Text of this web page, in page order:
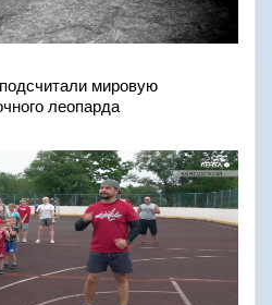
мировую
леопарда